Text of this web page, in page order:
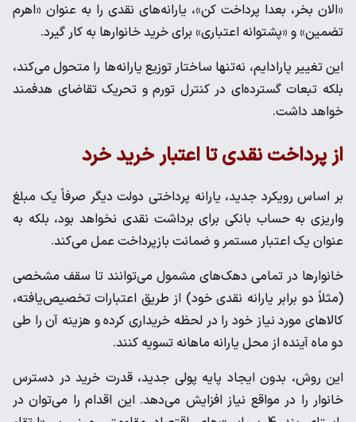
«الان بخر، بعدا پرداخت کن»، یارانه‌های نقدی را به عنوان «اهرم
تضمین» و «پشتوانه اعتباری» برای خرید خانوارها به کار گیرد.
این تغییر پارادایم، نه‌تنها ساختار توزیع یارانه‌ها را متحول می‌کند،
بلکه تبعات گسترده‌ای در کنترل تورم و تحریک تقاضای هدفمند
خواهد داشت.
از پرداخت نقدی تا اعتبار خرید خرد
بر اساس رویکرد جدید، یارانه پرداختی دولت دیگر صرفاً یک مبلغ
واریزی به حساب بانکی برای برداشت نقدی نخواهد بود، بلکه به
عنوان یک اعتبار مستمر و ضمانت بازپرداخت عمل می‌کند.
خانوارها در تمامی دهک‌های مشمول می‌توانند تا سقف مشخصی
(مثلاً دو برابر یارانه نقدی خود) از طریق اعتبارات تخصیص‌یافته،
کالاهای مورد نیاز خود را در لحظه خریداری کرده و هزینه آن را طی
دو ماه آینده از محل یارانه ماهانه تسویه کنند.
این روش، بدون ایجاد پایه پولی جدید، قدرت خرید در دسترس
خانوار را در مواقع نیاز افزایش می‌دهد. این اقدام را می‌توان در